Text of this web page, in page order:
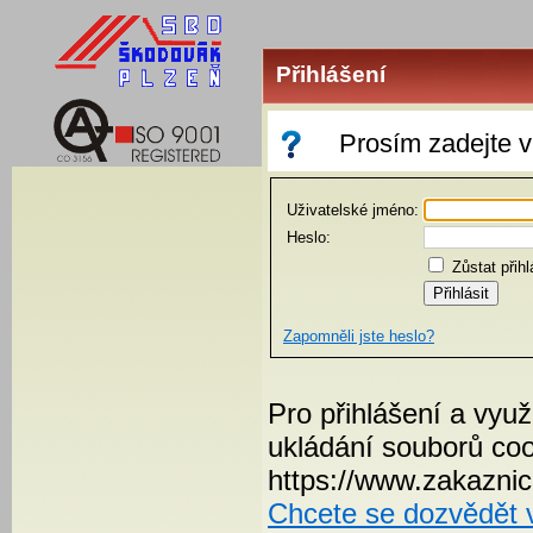
Přihlášení
Prosím zadejte
Uživatelské jméno:
Heslo:
Zůstat
Zapomněli jste heslo?
Pro přihlášení a
ukládání souborů
https://
Chcete se dozvědět